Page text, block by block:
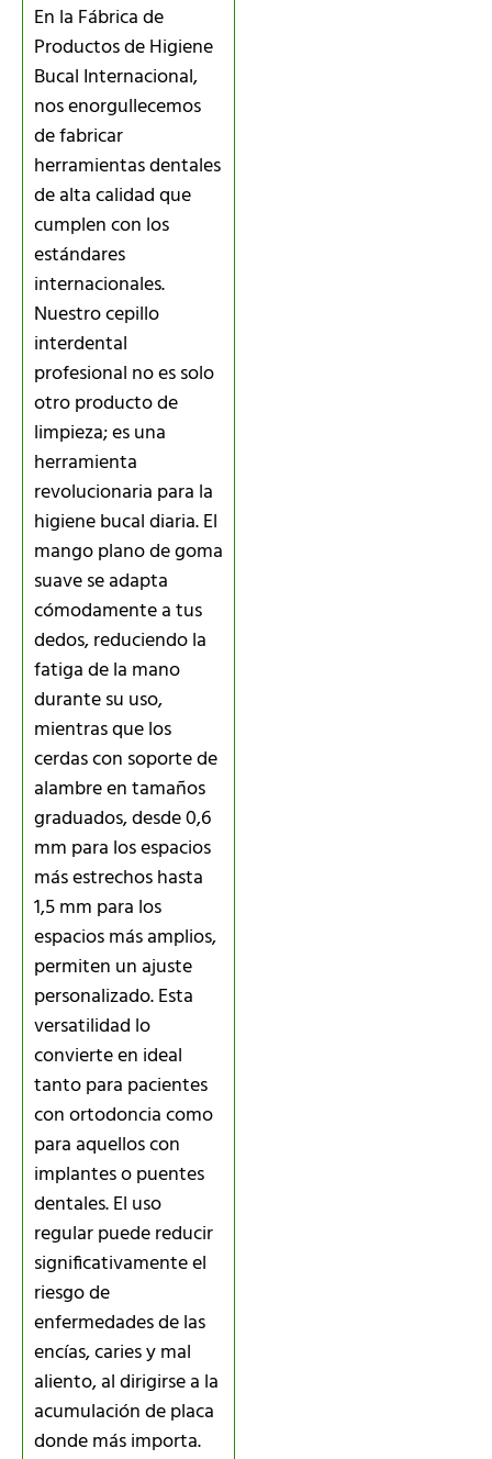
En la Fábrica de
Productos de Higiene
Bucal Internacional,
nos enorgullecemos
de fabricar
herramientas dentales
de alta calidad que
cumplen con los
estándares
internacionales.
Nuestro cepillo
interdental
profesional no es solo
otro producto de
limpieza; es una
herramienta
revolucionaria para la
higiene bucal diaria. El
mango plano de goma
suave se adapta
cómodamente a tus
dedos, reduciendo la
fatiga de la mano
durante su uso,
mientras que los
cerdas con soporte de
alambre en tamaños
graduados, desde 0,6
mm para los espacios
más estrechos hasta
1,5 mm para los
espacios más amplios,
permiten un ajuste
personalizado. Esta
versatilidad lo
convierte en ideal
tanto para pacientes
con ortodoncia como
para aquellos con
implantes o puentes
dentales. El uso
regular puede reducir
significativamente el
riesgo de
enfermedades de las
encías, caries y mal
aliento, al dirigirse a la
acumulación de placa
donde más importa.